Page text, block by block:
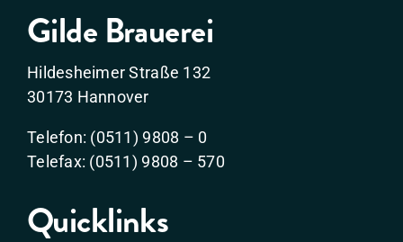
Gilde Brauerei
Hildesheimer Straße 132
30173 Hannover
Telefon: (0511) 9808 – 0
Telefax: (0511) 9808 – 570
Quicklinks